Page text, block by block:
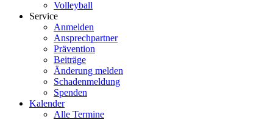
Volleyball
Service
Anmelden
Ansprechpartner
Prävention
Beiträge
Änderung melden
Schadenmeldung
Spenden
Kalender
Alle Termine